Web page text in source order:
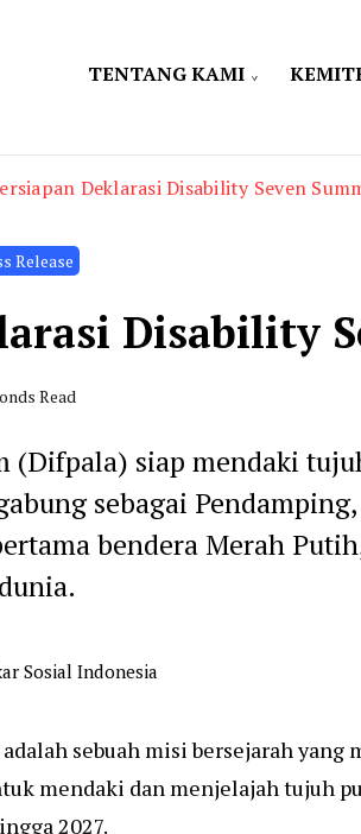
TENTANG KAMI
Deklarasi Disability Seven
Release
Disability
Read
(Difpala) siap mendaki
sebagai
bendera Merah
Sosial Indonesia
sebuah misi bersejarah
mendaki dan menjelajah tujuh
2027.